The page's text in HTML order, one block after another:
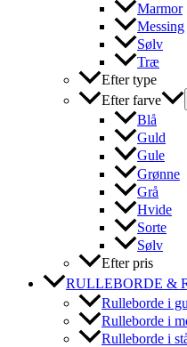
Marmor
Messing
Sølv
Træ
Efter type
Efter farve
Blå
Guld
Gule
Grønne
Grå
Hvide
Sorte
Sølv
Efter pris
RULLEBORDE &
Rulleborde i
Rulleborde i
Rulleborde i